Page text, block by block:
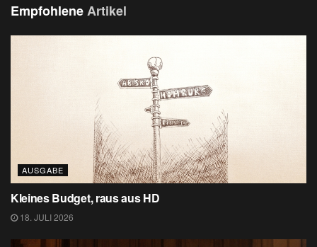
EmpfohleneArtikel
AUSGABE
Kleines Budget, raus aus HD
18. JULI 2026